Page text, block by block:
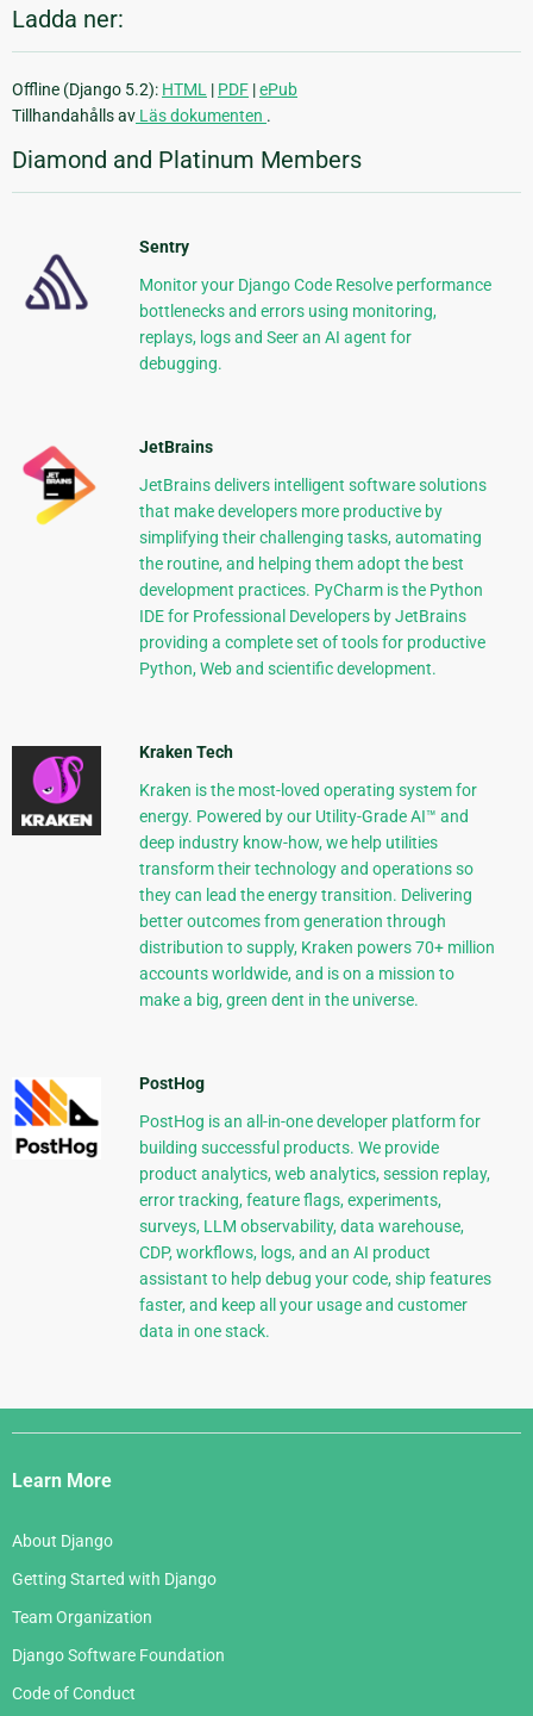
Ladda ner:
Offline (Django 5.2): HTML | PDF |ePub
Tillhandahålls av Läs dokumenten .
Diamond and Platinum Members
Sentry
Monitor your Django Code Resolve performance
bottlenecks and errors using monitoring,
replays, logs and Seer an AI agent for
debugging.
JetBrains
JetBrains delivers intelligent software solutions
that make developers more productive by
simplifying their challenging tasks, automating
the routine, and helping them adopt the best
development practices. PyCharm is the Python
IDE for Professional Developers by JetBrains
providing a complete set of tools for productive
Python, Web and scientific development.
Kraken Tech
Kraken is the most-loved operating system for
energy. Powered by our Utility-Grade AI™ and
deep industry know-how, we help utilities
transform their technology and operations so
they can lead the energy transition. Delivering
better outcomes from generation through
distribution to supply, Kraken powers 70+ million
accounts worldwide, and is on a mission to
make a big, green dent in the universe.
PostHog
PostHog is an all-in-one developer platform for
building successful products. We provide
product analytics, web analytics, session replay,
error tracking, feature flags, experiments,
surveys, LLM observability, data warehouse,
CDP, workflows, logs, and an AI product
assistant to help debug your code, ship features
faster, and keep all your usage and customer
data in one stack.
Django
Links
Learn More
About Django
Getting Started with Django
Team Organization
Django Software Foundation
Code of Conduct